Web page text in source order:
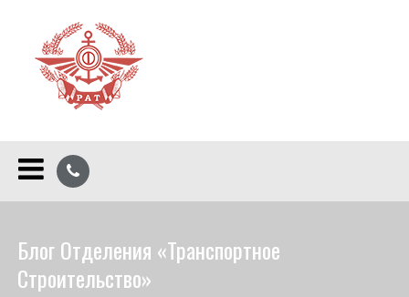
Блог Отделения «Транспортное
Строительство»